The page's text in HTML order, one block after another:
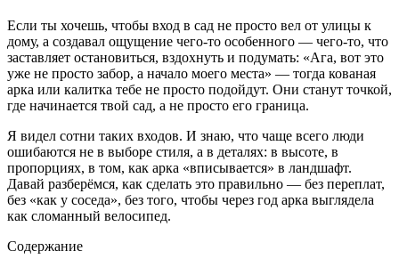
Если ты хочешь, чтобы вход в сад не просто вел от улицы к
дому, а создавал ощущение чего-то особенного — чего-то, что
заставляет остановиться, вздохнуть и подумать: «Ага, вот это
уже не просто забор, а начало моего места» — тогда кованая
арка или калитка тебе не просто подойдут. Они станут точкой,
где начинается твой сад, а не просто его граница.
Я видел сотни таких входов. И знаю, что чаще всего люди
ошибаются не в выборе стиля, а в деталях: в высоте, в
пропорциях, в том, как арка «вписывается» в ландшафт.
Давай разберёмся, как сделать это правильно — без переплат,
без «как у соседа», без того, чтобы через год арка выглядела
как сломанный велосипед.
Содержание